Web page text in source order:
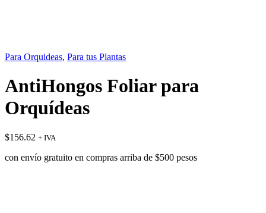
Para Orquideas, Para tus Plantas
AntiHongos Foliar para
Orquídeas
$156.62 + IVA
con envío gratuito en compras arriba de $500 pesos